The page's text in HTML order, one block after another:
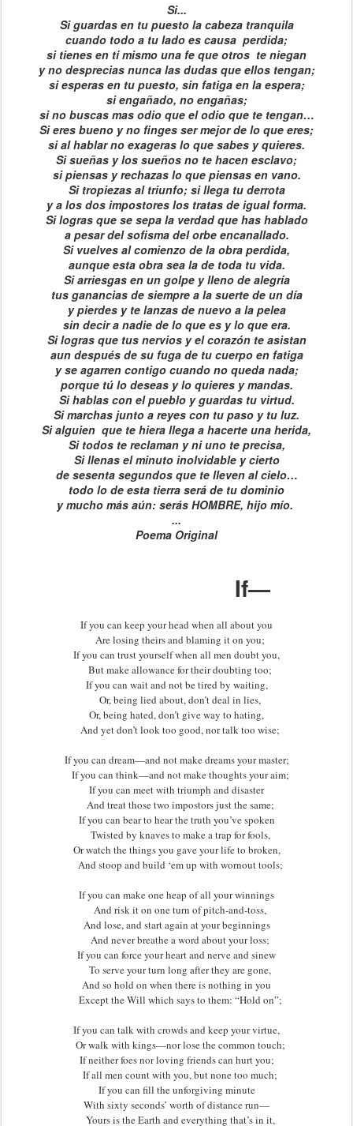
Si...
Si guardas en tu puesto la cabeza tranquila
cuando todo a tu lado es causa perdida;
si tienes en tí mismo una fe que otros te niegan
y no desprecias nunca las dudas que ellos tengan;
si esperas en tu puesto, sin fatiga en la espera;
si engañado, no engañas;
si no buscas mas odio que el odio que te tengan…
Si eres bueno y no finges ser mejor de lo que eres;
si al hablar no exageras lo que sabes y quieres.
Si sueñas y los sueños no te hacen esclavo;
si piensas y rechazas lo que piensas en vano.
Si tropiezas al triunfo; si llega tu derrota
y a los dos impostores los tratas de igual forma.
Si logras que se sepa la verdad que has hablado
a pesar del sofisma del orbe encanallado.
Si vuelves al comienzo de la obra perdida,
aunque esta obra sea la de toda tu vida.
Si arriesgas en un golpe y lleno de alegría
tus ganancias de siempre a la suerte de un día
y pierdes y te lanzas de nuevo a la pelea
sin decir a nadie de lo que es y lo que era.
Si logras que tus nervios y el corazón te asistan
aun después de su fuga de tu cuerpo en fatiga
y se agarren contigo cuando no queda nada;
porque tú lo deseas y lo quieres y mandas.
Si hablas con el pueblo y guardas tu virtud.
Si marchas junto a reyes con tu paso y tu luz.
Si alguien que te hiera llega a hacerte una herida,
Si todos te reclaman y ni uno te precisa,
Si llenas el minuto inolvidable y cierto
de sesenta segundos que te lleven al cielo…
todo lo de esta tierra será de tu dominio
y mucho más aún: serás HOMBRE, hijo mío.
...
Poema Original
If—
If you can keep your head when all about you
   Are losing theirs and blaming it on you;
If you can trust yourself when all men doubt you,
   But make allowance for their doubting too;
If you can wait and not be tired by waiting,
   Or, being lied about, don’t deal in lies,
Or, being hated, don’t give way to hating,
   And yet don’t look too good, nor talk too wise;
If you can dream—and not make dreams your master;
   If you can think—and not make thoughts your aim;
If you can meet with triumph and disaster
   And treat those two impostors just the same;
If you can bear to hear the truth you’ve spoken
   Twisted by knaves to make a trap for fools,
Or watch the things you gave your life to broken,
   And stoop and build ‘em up with wornout tools;
If you can make one heap of all your winnings
   And risk it on one turn of pitch-and-toss,
And lose, and start again at your beginnings
   And never breathe a word about your loss;
If you can force your heart and nerve and sinew
   To serve your turn long after they are gone,
And so hold on when there is nothing in you
   Except the Will which says to them: “Hold on”;
If you can talk with crowds and keep your virtue,
   Or walk with kings—nor lose the common touch;
If neither foes nor loving friends can hurt you;
   If all men count with you, but none too much;
If you can fill the unforgiving minute
With sixty seconds’ worth of distance run—
   Yours is the Earth and everything that’s in it,